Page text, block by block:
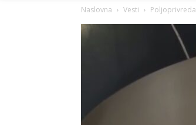
Naslovna Vesti Poljoprivreda